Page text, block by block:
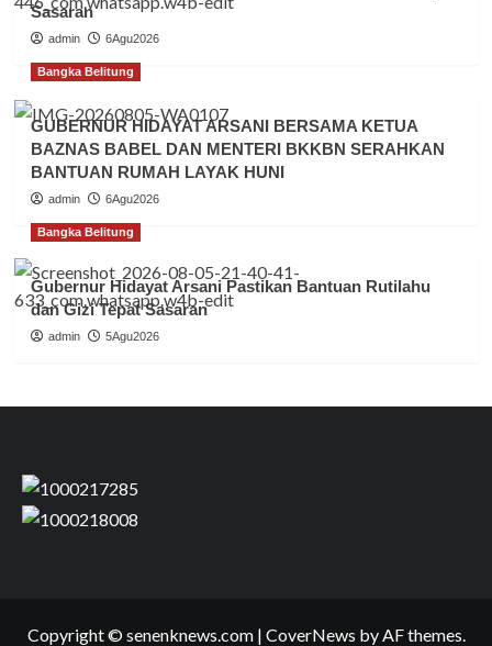
Sasaran
admin 6Agu2026
Bangka Belitung
GUBERNUR HIDAYAT ARSANI BERSAMA KETUA
BAZNAS BABEL DAN MENTERI BKKBN SERAHKAN
BANTUAN RUMAH LAYAK HUNI
admin 6Agu2026
Bangka Belitung
Gubernur Hidayat Arsani Pastikan Bantuan Rutilahu
dan Gizi Tepat Sasaran
admin 5Agu2026
Copyright © senenknews.com | CoverNews by AF themes.